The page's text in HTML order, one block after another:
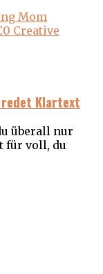
redet Klartext
überall nur
für voll, du